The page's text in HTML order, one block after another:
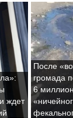
ждет
После
громада
6